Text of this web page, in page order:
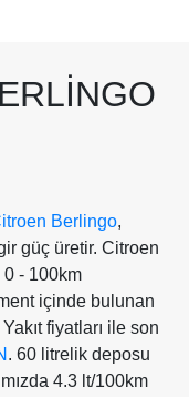
Berlingo,
güç üretir. Citroen
0 - 100km
içinde bulunan
fiyatları ile son
. 60 litrelik deposu
4.3 lt/100km